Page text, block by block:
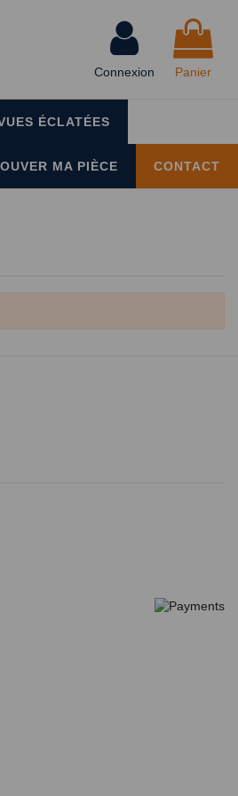
Connexion Panier
ÉCLATÉES
CONTACT
MA PIÈCE